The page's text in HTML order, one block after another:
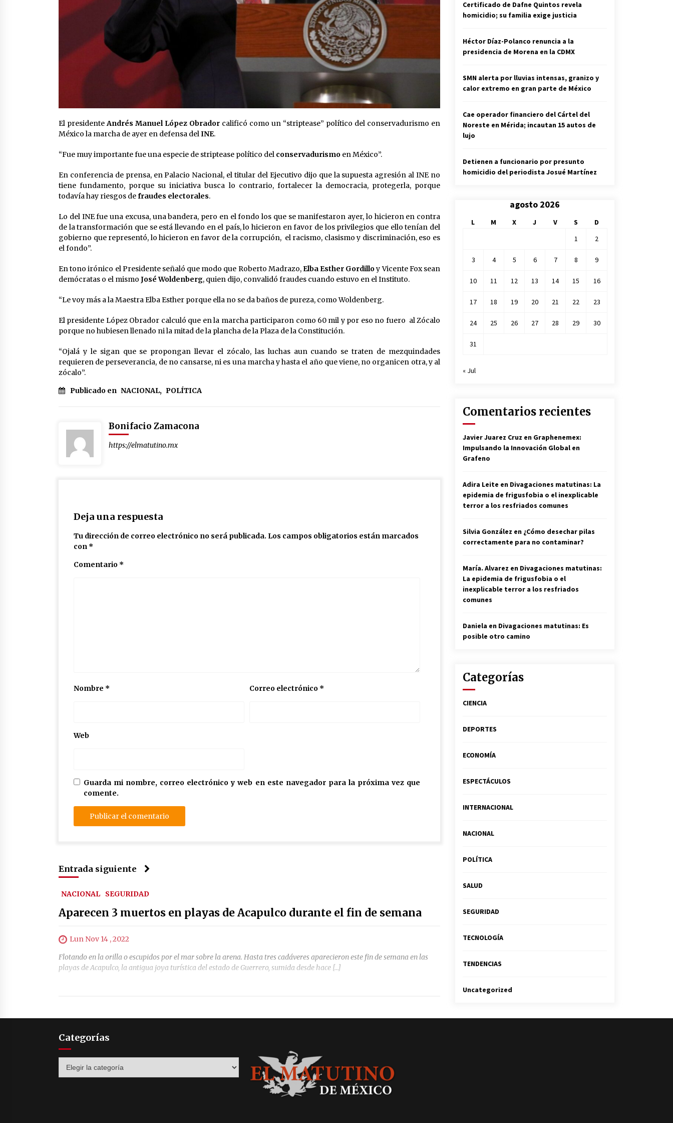
El presidenteAndrés Manuel López Obrador calificó como un “striptease” político del conservadurismo en
México la marcha de ayer en defensa delINE.
“Fue muy importante fue una especie de striptease político del conservadurismo en México”.
En conferencia de prensa, en Palacio Nacional, el titular del Ejecutivo dijo que la supuesta agresión al INE no
tiene fundamento, porque su iniciativa busca lo contrario, fortalecer la democracia, protegerla, porque
todavía hay riesgos defraudes electorales.
Lo del INE fue una excusa, una bandera, pero en el fondo los que se manifestaron ayer, lo hicieron en contra
de la transformación que se está llevando en el país, lo hicieron en favor de los privilegios que ello tenían del
gobierno que representó, lo hicieron en favor de la corrupción, el racismo, clasismo y discriminación, eso es
el fondo”.
En tono irónico el Presidente señaló que modo que Roberto Madrazo,Elba Esther Gordilloy Vicente Fox sean
demócratas o el mismo José Woldenberg, quien dijo, convalidó fraudes cuando estuvo en el Instituto.
“Le voy más a la Maestra Elba Esther porque ella no se da baños de pureza, como Woldenberg.
El presidente López Obrador calculó que en la marcha participaron como 60 mil y por eso no fuero al Zócalo
porque no hubiesen llenado ni la mitad de la plancha de la Plaza de la Constitución.
“Ojalá y le sigan que se propongan llevar el zócalo, las luchas aun cuando se traten de mezquindades
requieren de perseverancia, de no cansarse, ni es una marcha y hasta el año que viene, no organicen otra, y al
zócalo”.
Publicado en NACIONAL, POLÍTICA
Bonifacio Zamacona
https://elmatutino.mx
Deja una respuesta
Tu dirección de correo electrónico no será publicada. Los campos obligatorios están marcados
con *
Comentario *
Nombre * Correo electrónico *
Web
Guarda mi nombre, correo electrónico y web en este navegador para la próxima vez que
comente.
Entrada siguiente
NACIONAL SEGURIDAD
Aparecen 3 muertos en playas de Acapulco durante el fin de semana
Lun Nov 14 , 2022
Flotando en la orilla o escupidos por el mar sobre la arena. Hasta tres cadáveres aparecieron este fin de semana en las
playas de Acapulco, la antigua joya turística del estado de Guerrero, sumida desde hace […]
Certificado de Dafne Quintos revela
homicidio; su familia exige justicia
Héctor Díaz-Polanco renuncia a la
presidencia de Morena en la CDMX
SMN alerta por lluvias intensas, granizo y
calor extremo en gran parte de México
Cae operador financiero del Cártel del
Noreste en Mérida; incautan 15 autos de
lujo
Detienen a funcionario por presunto
homicidio del periodista Josué Martínez
agosto 2026
L M X J V S
D
1
2
3 4 5 6 7 8 9
10 11 12 13 14 15 16
17 18 19 20 21 22 23
24 25 26 27 28 29 30
31
« Jul
Comentarios recientes
Javier Juarez Cruz en Graphenemex:
Impulsando la Innovación Global en
Grafeno
Adira Leite en Divagaciones matutinas: La
epidemia de frigusfobia o el inexplicable
terror a los resfriados comunes
Silvia González en ¿Cómo desechar pilas
correctamente para no contaminar?
María. Alvarez en Divagaciones matutinas:
La epidemia de frigusfobia o el
inexplicable terror a los resfriados
comunes
Daniela en Divagaciones matutinas: Es
posible otro camino
Categorías
CIENCIA
DEPORTES
ECONOMÍA
ESPECTÁCULOS
INTERNACIONAL
NACIONAL
POLÍTICA
SALUD
SEGURIDAD
TECNOLOGÍA
TENDENCIAS
Uncategorized
Categorías